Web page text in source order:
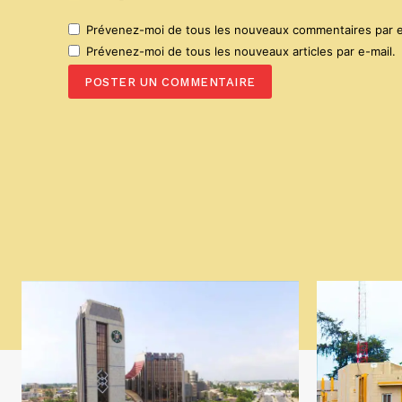
Prévenez-moi de tous les nouveaux commentaires par
Prévenez-moi de tous les nouveaux articles par e-mail.